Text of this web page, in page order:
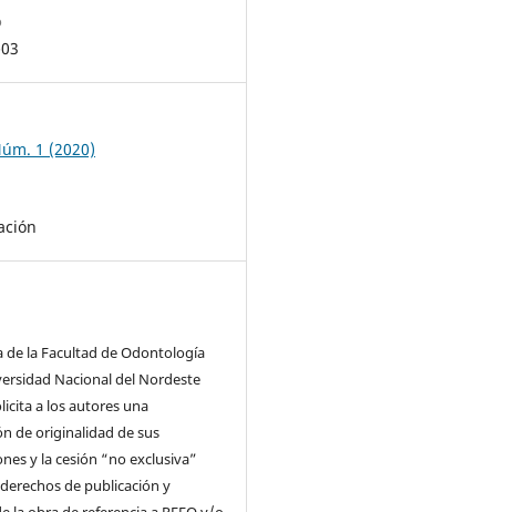
1 (2020)
de la Facultad de Odontología
Nacional del Nordeste
a los autores una
de originalidad de sus
y la cesión “no exclusiva”
de publicación y